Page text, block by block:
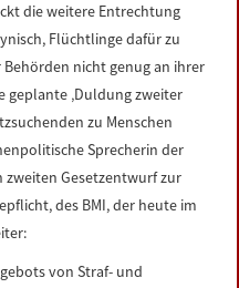
die weitere Entrechtung
Flüchtlinge dafür zu
Behörden nicht genug an ihrer
geplante ‚Duldung zweiter
zu Menschen
Sprecherin der
zweiten Gesetzentwurf zur
des BMI, der heute im
von Straf- und